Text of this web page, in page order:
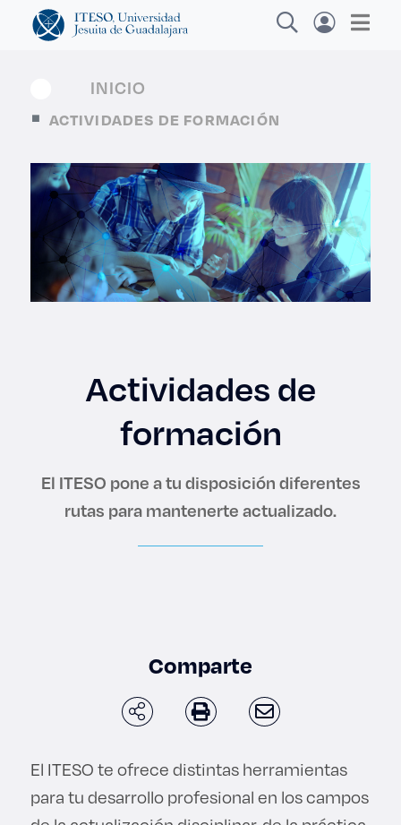
actividades y noticias
Diplomado|
Enlaces de interés
Lo más buscado
Carreras
INICIO
ACTIVIDADES DE FORMACIÓN
Actividades de
formación
El ITESO pone a tu disposición diferentes
rutas para mantenerte actualizado.
Comparte
El ITESO te ofrece distintas herramientas
para tu desarrollo profesional en los campos